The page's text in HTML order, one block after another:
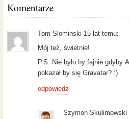
Komentarze
Tom Slominski 15 lat temu:
Mój też, świetnie!
P.S. Nie było by fajnie gdyby
pokazał by się Gravatar? :)
odpowiedz
Szymon Skulimowski